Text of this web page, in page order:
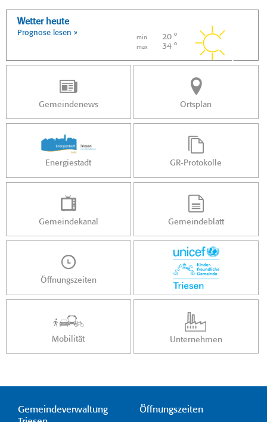
Wetter heute
Prognose lesen »
min 20 °
max 34 °
Gemeindenews Ortsplan
Energiestadt GR-Protokolle
Gemeindekanal Gemeindeblatt
Öffnungszeiten
Mobilität Unternehmen
Gemeindeverwaltung
Öffnungszeiten